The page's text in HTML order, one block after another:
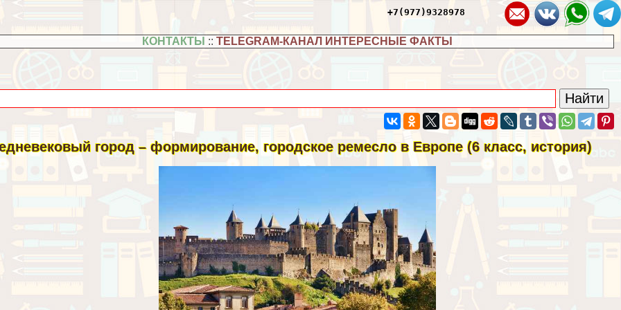
+7(977)9328978
КОНТАКТЫ ::TELEGRAM-КАНАЛ ИНТЕРЕСНЫЕ ФАКТЫ
город – формирование, городское ремесло в Европе (6 класс, история)